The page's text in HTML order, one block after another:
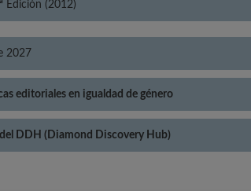
Edición (2012)
2027
editoriales en igualdad de género
DDH (Diamond Discovery Hub)